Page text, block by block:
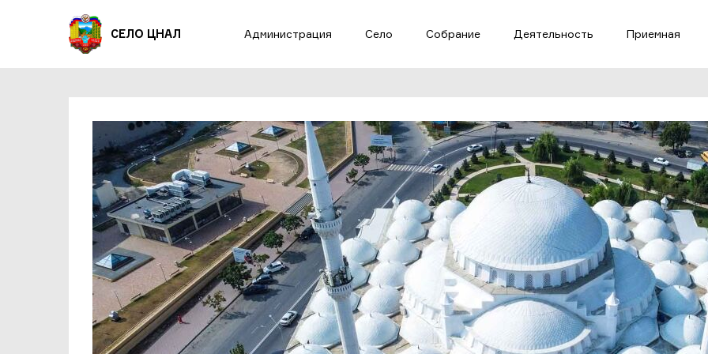
СЕЛО ЦНАЛ Администрация Село Собрание Деятельность Приемная